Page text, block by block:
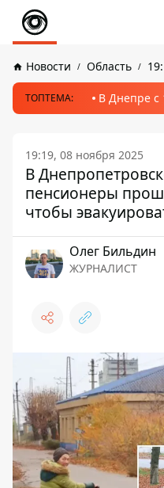
Новости Область
ТОПТЕМА: В Днепре с
19:19, 08 ноября 2025
В
пенсионеры
чтобы
Олег Бильдин
ЖУРНАЛИСТ